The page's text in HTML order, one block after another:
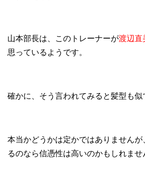
山本部長は、このトレーナーが渡辺直
思っているようです。
確かに、そう言われてみると髪型も似
本当かどうかは定かではありません
るのなら信憑性は高いのかもしれませ